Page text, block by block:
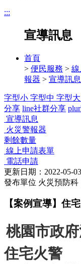
:::
宣導訊息
首頁
> 便民服務 > 線
報器 > 宣導訊息
字型小 字型中 字型大
分享 line社群分享
宣導訊息
火災警報器
剩餘數量
線上申請表單
電話申請
更新日期：2022-05-03
發布單位 火災預防科
【案例宣導】住
桃園市政
住宅火警